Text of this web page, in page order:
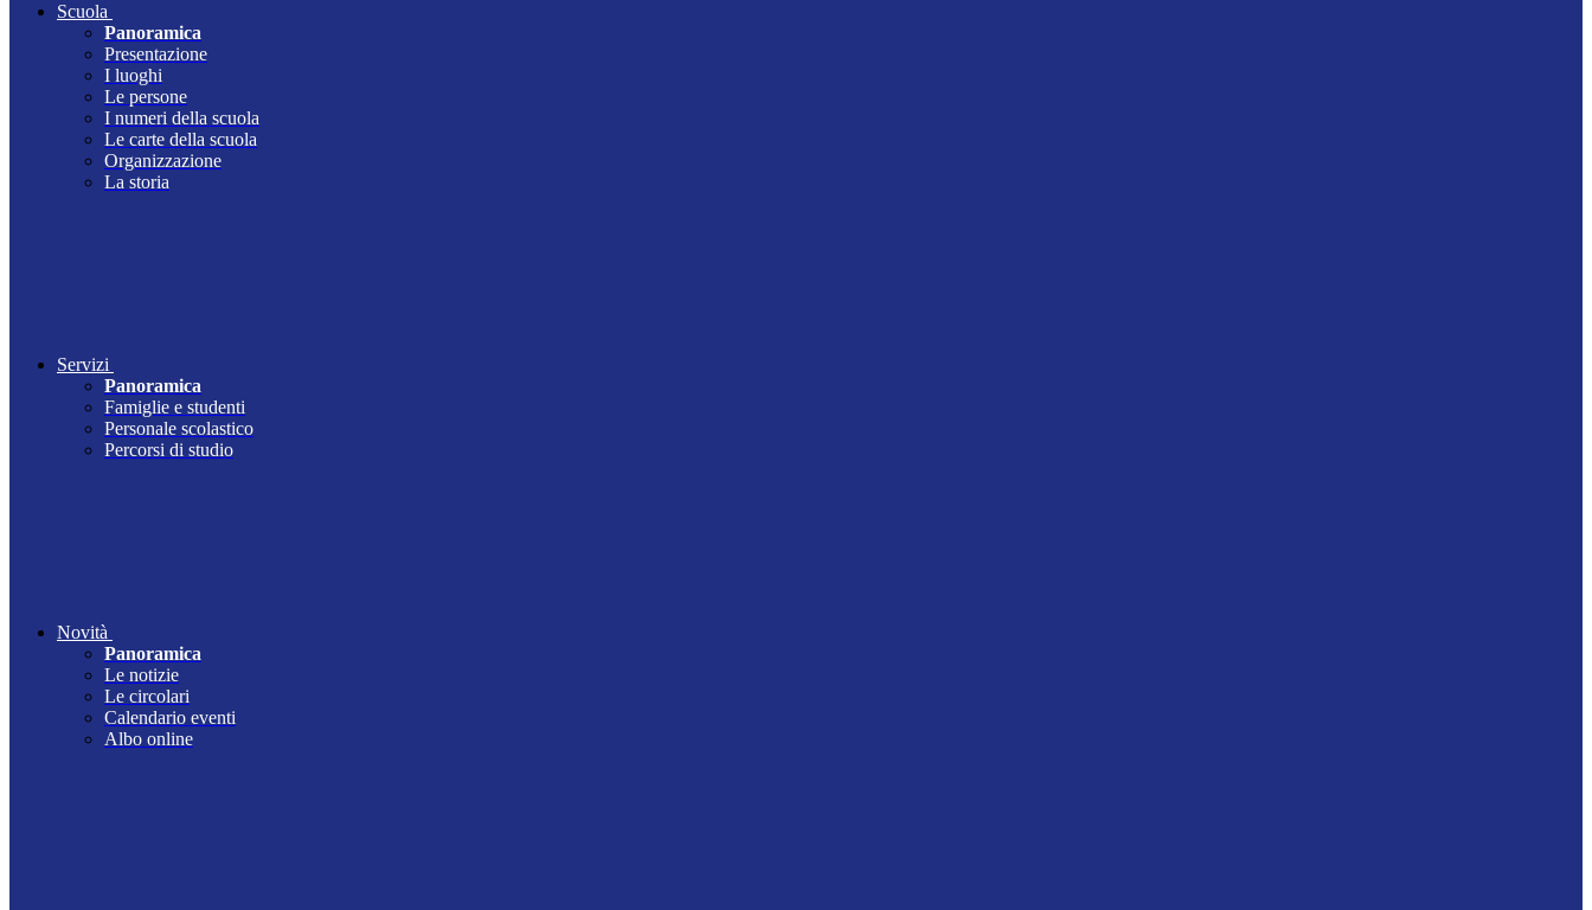
Scuola
Panoramica
Presentazione
I luoghi
Le persone
I numeri della scuola
Le carte della scuola
Organizzazione
La storia
Servizi
Panoramica
Famiglie e studenti
Personale scolastico
Percorsi di studio
Novità
Panoramica
Le notizie
Le circolari
Calendario eventi
Albo online